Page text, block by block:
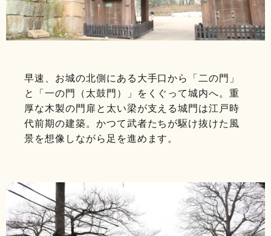
早速、お城の北側にある大手口から「二の門」
と「一の門（太鼓門）」をくぐって城内へ。重
厚な木製の門扉と太い梁が支える城門は江戸時
代前期の建築。かつて武者たちが駆け抜けた風
景を想像しながら足を進めます。